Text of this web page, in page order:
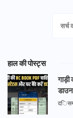
हाल की पोस्ट्स